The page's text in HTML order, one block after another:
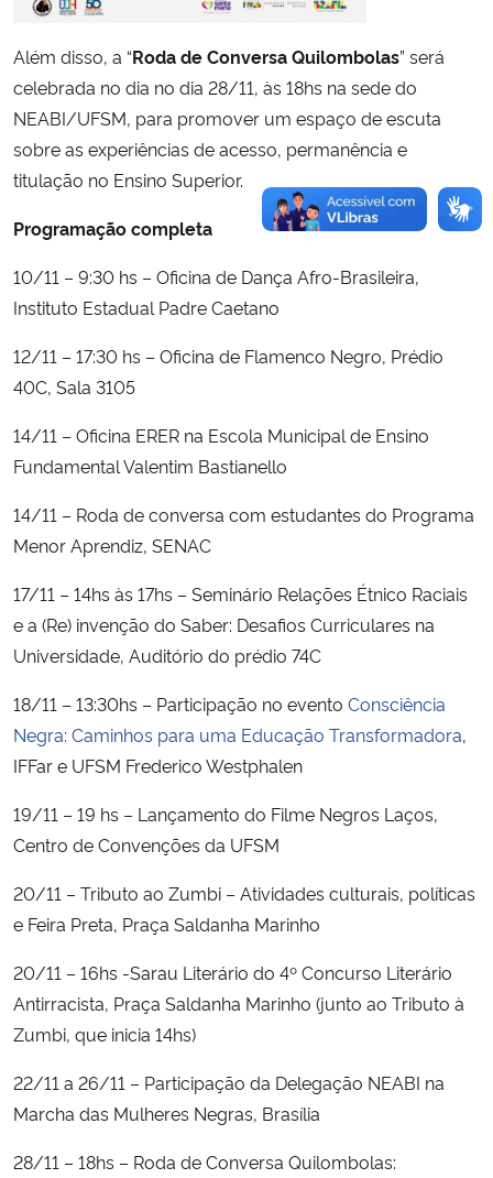
Além disso, a “Roda de Conversa Quilombolas” será
celebrada no dia no dia 28/11, às 18hs na sede do
NEABI/UFSM, para promover um espaço de escuta
sobre as experiências de acesso, permanência e
titulação no Ensino Superior.
Programação completa
10/11 – 9:30 hs – Oficina de Dança Afro-Brasileira,
Instituto Estadual Padre Caetano
12/11 – 17:30 hs – Oficina de Flamenco Negro, Prédio
40C, Sala 3105
14/11 – Oficina ERER na Escola Municipal de Ensino
Fundamental Valentim Bastianello
14/11 – Roda de conversa com estudantes do Programa
Menor Aprendiz, SENAC
17/11 – 14hs às 17hs – Seminário Relações Étnico Raciais
e a (Re) invenção do Saber: Desafios Curriculares na
Universidade, Auditório do prédio 74C
18/11 – 13:30hs – Participação no evento Consciência
Negra: Caminhos para uma Educação Transformadora,
IFFar e UFSM Frederico Westphalen
19/11 – 19 hs – Lançamento do Filme Negros Laços,
Centro de Convenções da UFSM
20/11 – Tributo ao Zumbi – Atividades culturais, políticas
e Feira Preta, Praça Saldanha Marinho
20/11 – 16hs -Sarau Literário do 4º Concurso Literário
Antirracista, Praça Saldanha Marinho (junto ao Tributo à
Zumbi, que inicia 14hs)
22/11 a 26/11 – Participação da Delegação NEABI na
Marcha das Mulheres Negras, Brasília
28/11 – 18hs – Roda de Conversa Quilombolas: